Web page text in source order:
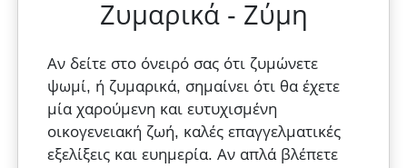
Ζυμαρικά - Ζύμη
Αν δείτε στο όνειρό σας ότι ζυμώνετε
ψωμί, ή ζυμαρικά, σημαίνει ότι θα έχετε
μία χαρούμενη και ευτυχισμένη
οικογενειακή ζωή, καλές επαγγελματικές
εξελίξεις και ευημερία. Αν απλά βλέπετε